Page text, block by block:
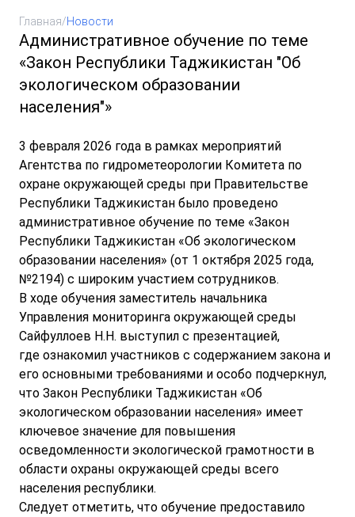
Главная/Новости
Административное обучение по теме
«Закон Республики Таджикистан "Об
экологическом образовании
населения"»
3 февраля 2026 года в рамках мероприятий
Агентства по гидрометеорологии Комитета по
охране окружающей среды при Правительстве
Республики Таджикистан было проведено
административное обучение по теме «Закон
Республики Таджикистан «Об экологическом
образовании населения» (от 1 октября 2025 года,
№2194) с широким участием сотрудников.
В ходе обучения заместитель начальника
Управления мониторинга окружающей среды
Сайфуллоев Н.Н. выступил с презентацией,
где ознакомил участников с содержанием закона и
его основными требованиями и особо подчеркнул,
что Закон Республики Таджикистан «Об
экологическом образовании населения» имеет
ключевое значение для повышения
осведомленности экологической грамотности в
области охраны окружающей среды всего
населения республики.
Следует отметить, что обучение предоставило